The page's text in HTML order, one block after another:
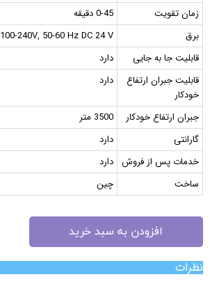
زمان تقویت
0-45 دقیقه
برق
100-240V, 50-60 Hz DC 24 V
قابلیت جا به جایی
دارد
قابلیت جبران ارتفاع
خودکار
دارد
جبران ارتفاع خودکار
3500 متر
گارانتی
دارد
خدمات پس از فروش دارد
ساخت
چین
افزودن به سبد خرید
نظرات